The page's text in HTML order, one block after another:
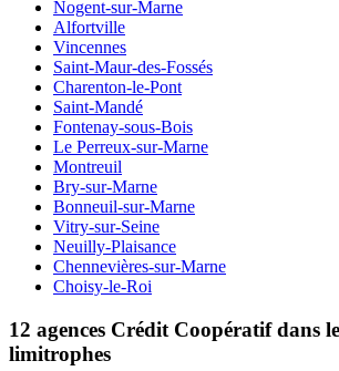
Nogent-sur-Marne
Alfortville
Vincennes
Saint-Maur-des-Fossés
Charenton-le-Pont
Saint-Mandé
Fontenay-sous-Bois
Le Perreux-sur-Marne
Montreuil
Bry-sur-Marne
Bonneuil-sur-Marne
Vitry-sur-Seine
Neuilly-Plaisance
Chennevières-sur-Marne
Choisy-le-Roi
12 agences Crédit Coopératif dans
limitrophes